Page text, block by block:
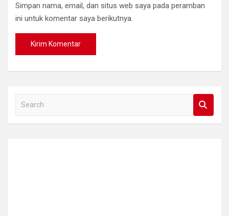
Simpan nama, email, dan situs web saya pada peramban
ini untuk komentar saya berikutnya.
a